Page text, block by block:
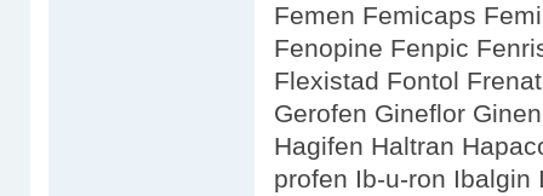
Femen Femicaps
Fenopine Fenpic
Flexistad Fontol
Gerofen Gineflor
Hagifen Haltran
profen Ib-u-ron